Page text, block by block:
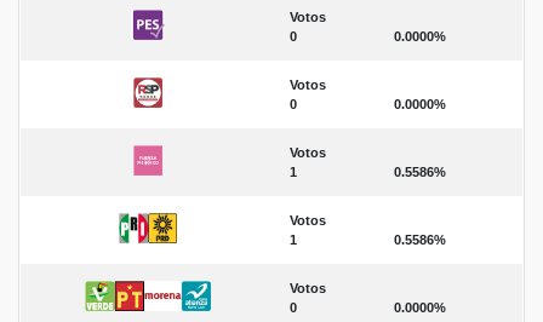
Votos
0
0.0000%
Votos
0
0.0000%
Votos
1
0.5586%
Votos
1
0.5586%
Votos
0
0.0000%